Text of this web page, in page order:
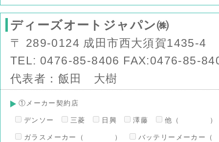
ディーズオートジャパン㈱
〒 289-0124 成田市西大須賀1435-4
TEL: 0476-85-8406 FAX:0476-85-
代表者：飯田 大樹
①メーカー契約店
デンソー 三菱 日興 澤藤 他（ ）
ガラスメーカー（ ） バッテリーメー